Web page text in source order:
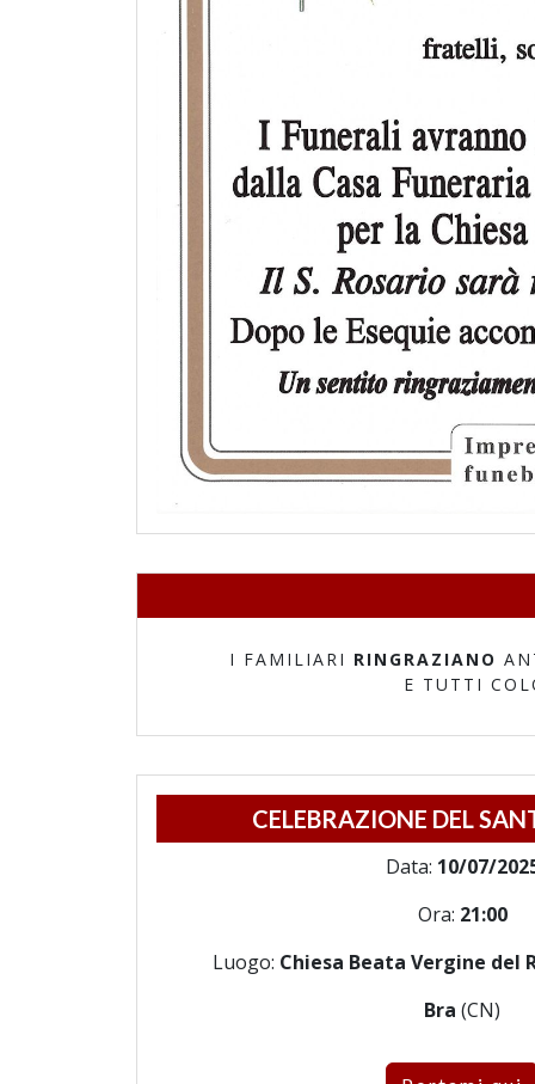
I FAMILIARI RINGRAZIANO
E TUTTI
CELEBRAZIONE DEL
Data: 10/07/
Ora: 21:00
Luogo: Chiesa Beata Vergine del
Bra (CN)